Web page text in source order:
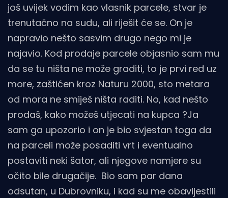
još uvijek vodim kao vlasnik parcele, stvar je
trenutačno na sudu, ali riješit će se. On je
napravio nešto sasvim drugo nego mi je
najavio. Kod prodaje parcele objasnio sam mu
da se tu ništa ne može graditi, to je prvi red uz
more, zaštićen kroz Naturu 2000, sto metara
od mora ne smiješ ništa raditi. No, kad nešto
prodaš, kako možeš utjecati na kupca ?Ja
sam ga upozorio i on je bio svjestan toga da
na parceli može posaditi vrt i eventualno
postaviti neki šator, ali njegove namjere su
očito bile drugačije. Bio sam par dana
odsutan, u Dubrovniku, i kad su me obavijestili